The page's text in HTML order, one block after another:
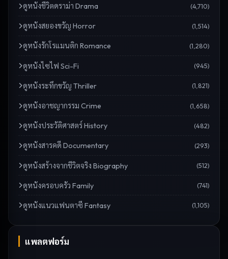
ดูหนังชีวิตดราม่า Drama (4,710)
ดูหนังสยองขวัญ Horror (1,514)
ดูหนังรักโรแมนติก Romance (1,280)
ดูหนังไซไฟ Sci-Fi (945)
ดูหนังระทึกขวัญ Thriller (1,821)
ดูหนังอาชญากรรม Crime (1,658)
ดูหนังประวัติศาสตร์ History (482)
ดูหนังสารคดี Documentary (293)
ดูหนังสร้างจากชีวิตจริง Biography (512)
ดูหนังครอบครัว Family (741)
ดูหนังแนวแฟนตาซี Fantasy (1,105)
แพลตฟอร์ม